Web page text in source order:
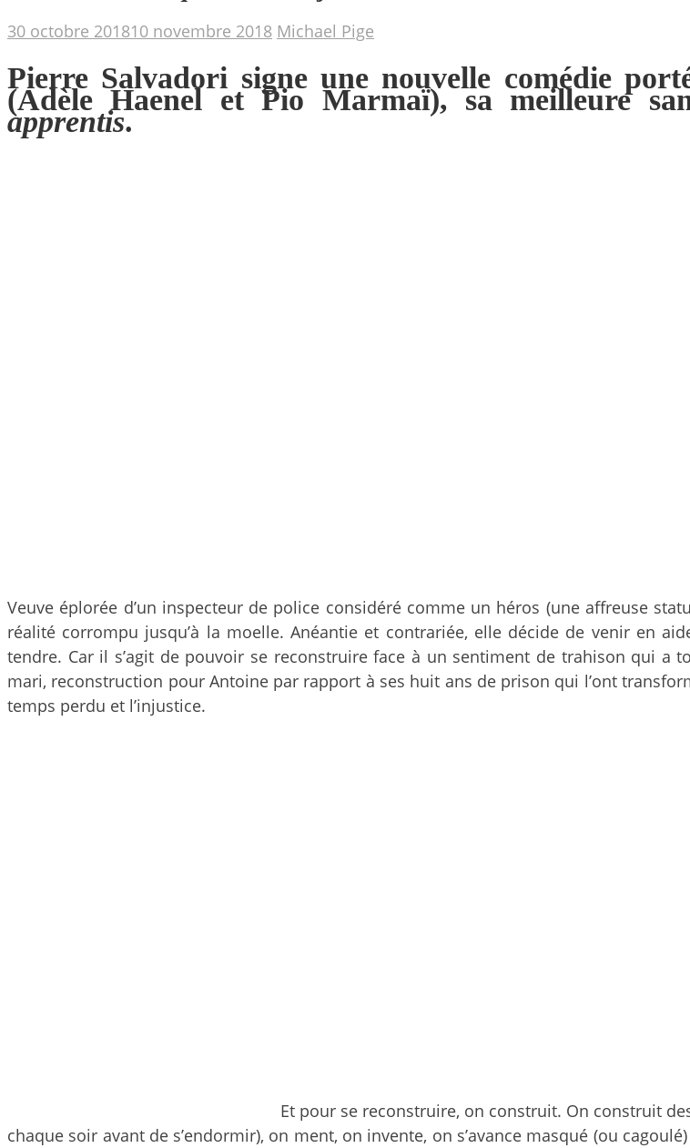
30 octobre 201810 novembre 2018 Michael Pige
Pierre Salvadori signe une nouvelle comédie
(Adèle Haenel et Pio Marmaï), sa meilleure
apprentis.
Veuve éplorée d’un inspecteur de police considéré comme un héros (une affreuse
réalité corrompu jusqu’à la moelle. Anéantie et contrariée, elle décide de venir en
tendre. Car il s’agit de pouvoir se reconstruire face à un sentiment de trahison qui
mari, reconstruction pour Antoine par rapport à ses huit ans de prison qui l’ont
temps perdu et l’injustice.
Et pour se reconstruire, on construit. On construit
chaque soir avant de s’endormir), on ment, on invente, on s’avance masqué (ou